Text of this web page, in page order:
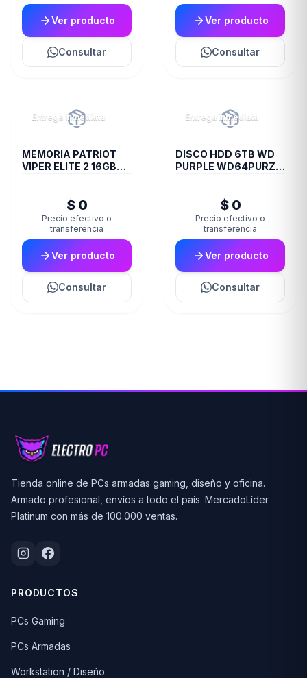
Ver producto
Consultar
Ver producto
Consultar
Entrega inmediata
MEMORIA PATRIOT
VIPER ELITE 2 16GB
PE000826$ 0
Precio efectivo o
transferencia
Ver producto
Consultar
Entrega inmediata
DISCO HDD 6TB WD
PURPLE WD64PURZ
$ 0
Precio efectivo o
transferencia
Ver producto
Consultar
Tienda online de PCs armadas gaming, diseño y oficina.
Armado profesional, envíos a todo el país. MercadoLíder
Platinum con más de 100.000 ventas.
PRODUCTOS
PCs Gaming
PCs Armadas
Workstation / Diseño